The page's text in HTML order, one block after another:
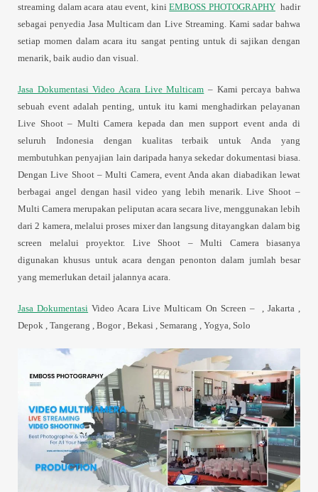
streaming dalam acara atau event, kiniEMBOSS PHOTOGRAPHYhadir
sebagai penyedia Jasa Multicam dan Live Streaming. Kami sadar bahwa
setiap momen dalam acara itu sangat penting untuk di sajikan dengan
menarik, baik audio dan visual.
Jasa Dokumentasi Video Acara Live Multicam – Kami percaya bahwa
sebuah event adalah penting, untuk itu kami menghadirkan pelayanan
Live Shoot – Multi Camera kepada dan men support event anda di
seluruh Indonesia dengan kualitas terbaik untuk Anda yang
membutuhkan penyajian lain daripada hanya sekedar dokumentasi biasa.
Dengan Live Shoot – Multi Camera, event Anda akan diabadikan lewat
berbagai angel dengan hasil video yang lebih menarik. Live Shoot –
Multi Camera merupakan peliputan acara secara live, menggunakan lebih
dari 2 kamera, melalui proses mixer dan langsung ditayangkan dalam big
screen melalui proyektor. Live Shoot – Multi Camera biasanya
digunakan khusus untuk acara dengan penonton dalam jumlah besar
yang memerlukan detail jalannya acara.
Jasa Dokumentasi Video Acara Live Multicam On Screen – , Jakarta ,
Depok , Tangerang , Bogor , Bekasi , Semarang , Yogya, Solo